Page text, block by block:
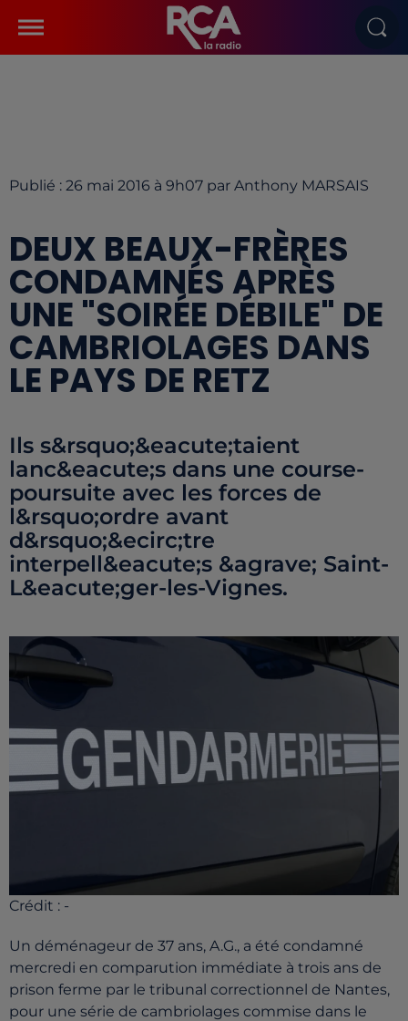
Publié : 26 mai 2016 à 9h07 par Anthony MARSAIS
DEUX BEAUX-FRÈRES
CONDAMNÉS APRÈS
UNE "SOIRÉE DÉBILE" DE
CAMBRIOLAGES DANS
LE PAYS DE RETZ
Ils s&rsquo;&eacute;taient
lanc&eacute;s dans une course-
poursuite avec les forces de
l&rsquo;ordre avant
d&rsquo;&ecirc;tre
interpell&eacute;s &agrave; Saint-
L&eacute;ger-les-Vignes.
Crédit : -
Un déménageur de 37 ans, A.G., a été condamné
mercredi en comparution immédiate à trois ans de
prison ferme par le tribunal correctionnel de Nantes,
pour une série de cambriolages commise dans le